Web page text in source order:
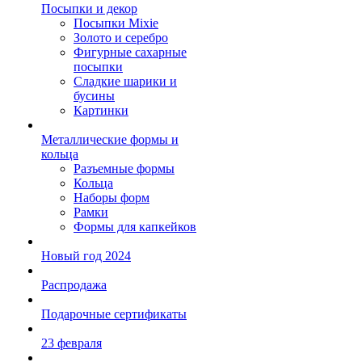
Посыпки и декор
Посыпки Mixie
Золото и серебро
Фигурные сахарные
посыпки
Сладкие шарики и
бусины
Картинки
Металлические формы и
кольца
Разъемные формы
Кольца
Наборы форм
Рамки
Формы для капкейков
Новый год 2024
Распродажа
Подарочные сертификаты
23 февраля